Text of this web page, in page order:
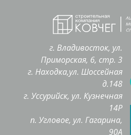
г. Владивосток, ул.
Приморская, 6, стр. 3
г. Находка,ул. Шоссейная
д.148
г. Уссурийск, ул. Кузнечная
14Р
п. Угловое, ул. Гагарина,
90А